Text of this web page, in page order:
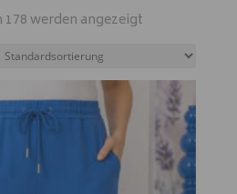
178 werden angezeigt